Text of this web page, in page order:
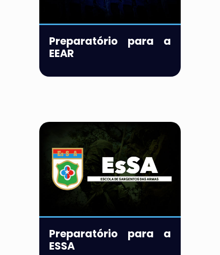
Preparatório para a
EEAR
Preparatório para a
ESSA